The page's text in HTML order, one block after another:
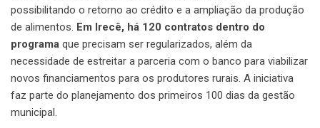
possibilitando o retorno ao crédito e a ampliação da produção
de alimentos. Em Irecê, há 120 contratos dentro do
programa que precisam ser regularizados, além da
necessidade de estreitar a parceria com o banco para viabilizar
novos financiamentos para os produtores rurais. A iniciativa
faz parte do planejamento dos primeiros 100 dias da gestão
municipal.